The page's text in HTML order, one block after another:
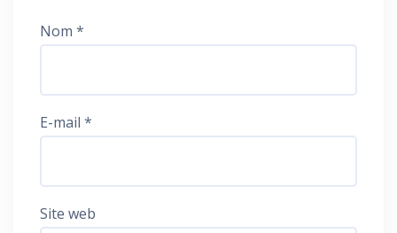
Nom *
E-mail *
Site web